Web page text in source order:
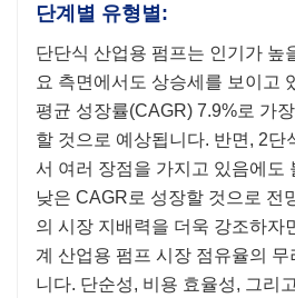
단계별 유형별:
단단식 산업용 펌프는 인기가 높
요 측면에서도 상승세를 보이고
평균 성장률(CAGR) 7.9%로 가
할 것으로 예상됩니다. 반면, 2단
서 여러 장점을 가지고 있음에도
낮은 CAGR로 성장할 것으로 전
의 시장 지배력을 더욱 강조하자
계 산업용 펌프 시장 점유율의
니다. 단순성, 비용 효율성, 그리